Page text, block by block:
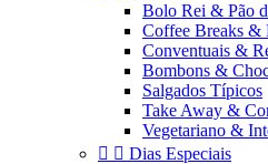
Bolo Rei & Pão
Coffee Breaks &
Conventuais &
Bombons &
Salgados Típicos
Take Away &
Vegetariano &
  Dias Especiais